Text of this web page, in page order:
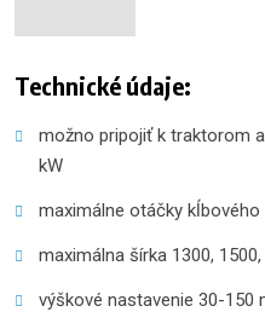
Technické údaje:
možno pripojiť k traktorom
kW
maximálne otáčky
maximálna šírka 1300, 1500,
výškové nastavenie 30-150